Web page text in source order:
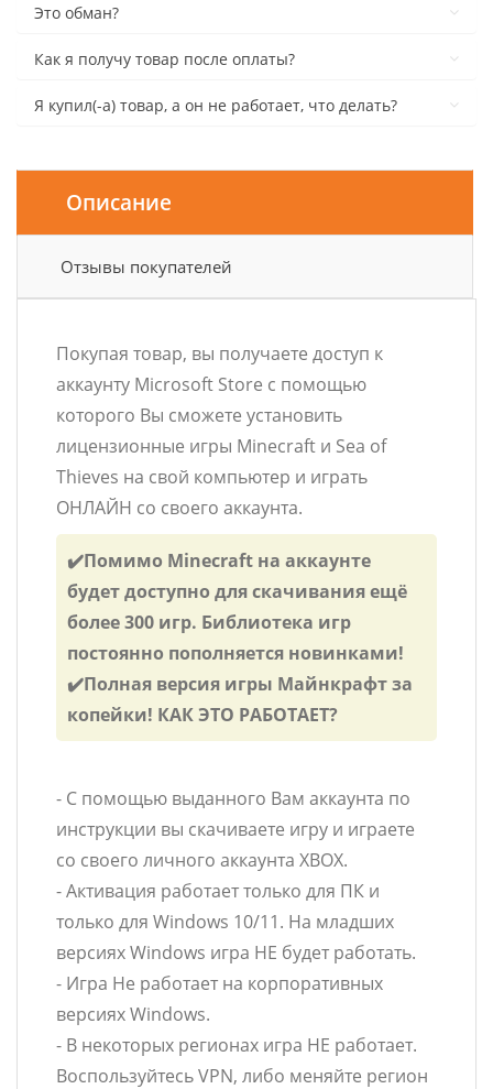
Это обман?
Как я получу товар после оплаты?
Я купил(-а) товар, а он не работает, что делать?
Описание
Отзывы покупателей
Покупая товар, вы получаете доступ к
аккаунту Microsoft Store с помощью
которого Вы сможете установить
лицензионные игры Minecraft и Sea of
Thieves на свой компьютер и играть
ОНЛАЙН со своего аккаунта.
✔️Помимо Minecraft на аккаунте
будет доступно для скачивания ещё
более 300 игр. Библиотека игр
постоянно пополняется новинками!
✔️Полная версия игры Майнкрафт за
копейки! КАК ЭТО РАБОТАЕТ?
- С помощью выданного Вам аккаунта по
инструкции вы скачиваете игру и играете
со своего личного аккаунта XBOX.
- Активация работает только для ПК и
только для Windows 10/11. На младших
версиях Windows игра НЕ будет работать.
- Игра Не работает на корпоративных
версиях Windows.
- В некоторых регионах игра НЕ работает.
Воспользуйтесь VPN, либо меняйте регион